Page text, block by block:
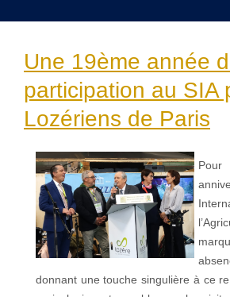
Une 19ème année
participation au SIA
Lozériens de Paris
donnant une touche singulière à ce